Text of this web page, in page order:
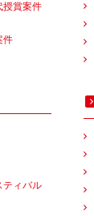
授賞案件
件
ティバル